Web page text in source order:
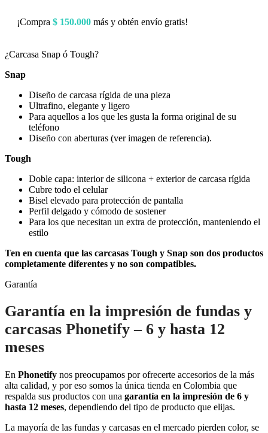
¡Compra $ 150.000 más y obtén envío gratis!
¿Carcasa Snap ó Tough?
Snap
Diseño de carcasa rígida de una pieza
Ultrafino, elegante y ligero
Para aquellos a los que les gusta la forma original de su
teléfono
Diseño con aberturas (ver imagen de referencia).
Tough
Doble capa: interior de silicona + exterior de carcasa rígida
Cubre todo el celular
Bisel elevado para protección de pantalla
Perfil delgado y cómodo de sostener
Para los que necesitan un extra de protección, manteniendo el
estilo
Ten en cuenta que las carcasas Tough y Snap son dos productos
completamente diferentes y no son compatibles.
Garantía
Garantía en la impresión de fundas y
carcasas Phonetify – 6 y hasta 12
meses
En Phonetify nos preocupamos por ofrecerte accesorios de la más
alta calidad, y por eso somos la única tienda en Colombia que
respalda sus productos con una garantía en la impresión de 6 y
hasta 12 meses, dependiendo del tipo de producto que elijas.
La mayoría de las fundas y carcasas en el mercado pierden color, se